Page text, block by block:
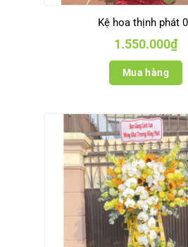
Kệ hoa thịnh phát
1.550.000₫
Mua hàng